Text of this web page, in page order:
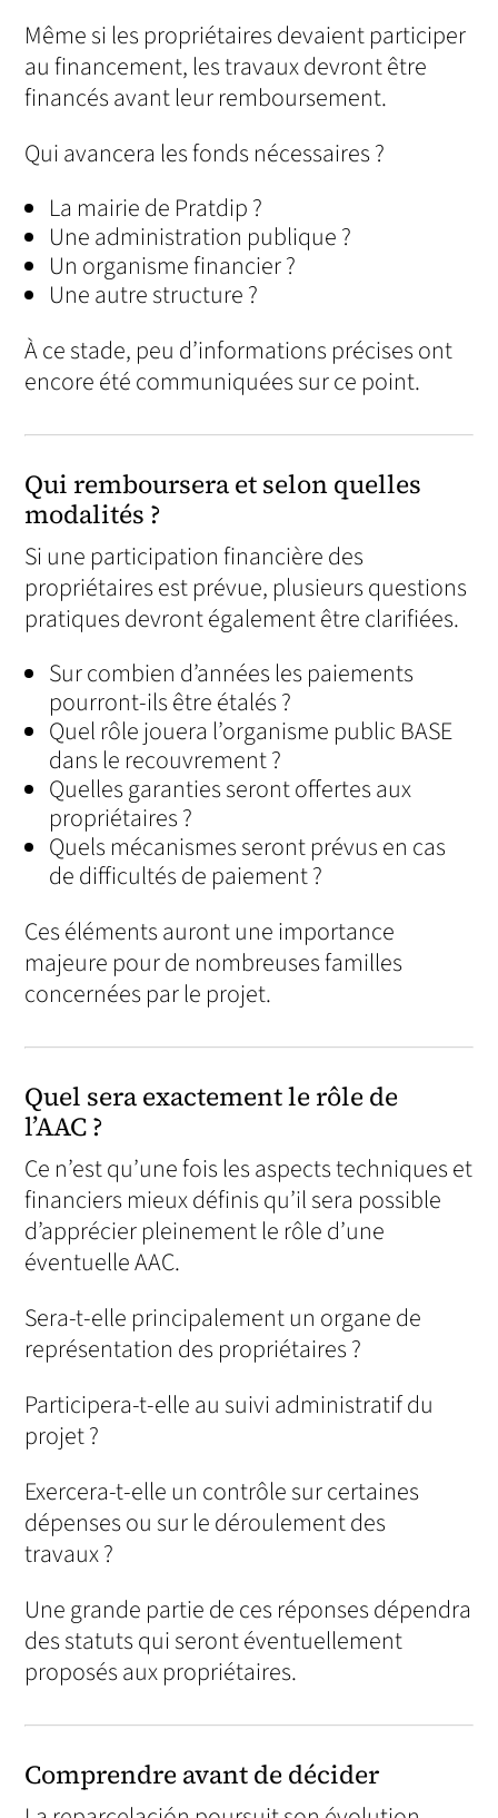
Même si les propriétaires devaient participer
au financement, les travaux devront être
financés avant leur remboursement.
Qui avancera les fonds nécessaires ?
La mairie de Pratdip ?
Une administration publique ?
Un organisme financier ?
Une autre structure ?
À ce stade, peu d’informations précises ont
encore été communiquées sur ce point.
Qui remboursera et selon quelles
modalités ?
Si une participation financière des
propriétaires est prévue, plusieurs questions
pratiques devront également être clarifiées.
Sur combien d’années les paiements
pourront-ils être étalés ?
Quel rôle jouera l’organisme public BASE
dans le recouvrement ?
Quelles garanties seront offertes aux
propriétaires ?
Quels mécanismes seront prévus en cas
de difficultés de paiement ?
Ces éléments auront une importance
majeure pour de nombreuses familles
concernées par le projet.
Quel sera exactement le rôle de
l’AAC ?
Ce n’est qu’une fois les aspects techniques et
financiers mieux définis qu’il sera possible
d’apprécier pleinement le rôle d’une
éventuelle AAC.
Sera-t-elle principalement un organe de
représentation des propriétaires ?
Participera-t-elle au suivi administratif du
projet ?
Exercera-t-elle un contrôle sur certaines
dépenses ou sur le déroulement des
travaux ?
Une grande partie de ces réponses dépendra
des statuts qui seront éventuellement
proposés aux propriétaires.
Comprendre avant de décider